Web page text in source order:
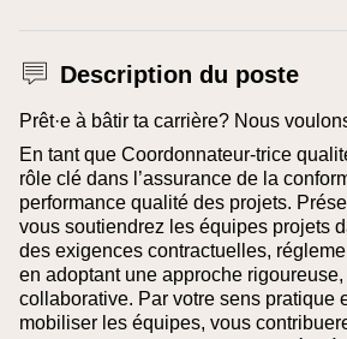
Description du poste
Prêt·e à bâtir ta carrière? Nous
En tant que Coordonnateur-trice
rôle clé dans l’assurance de la
performance qualité des projets.
vous soutiendrez les équipes projets
des exigences contractuelles,
en adoptant une approche
collaborative. Par votre sens pratique
mobiliser les équipes, vous